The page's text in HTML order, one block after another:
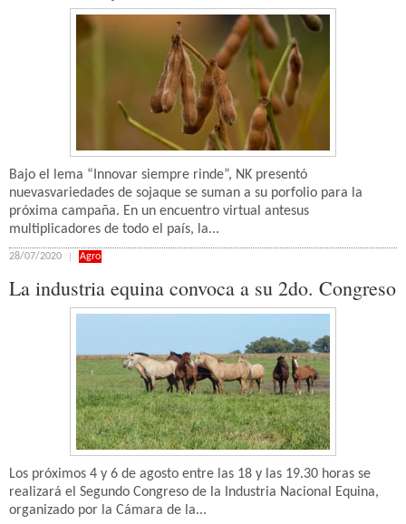
Bajo el lema “Innovar siempre rinde”, NK presentó
nuevasvariedades de sojaque se suman a su porfolio para la
próxima campaña. En un encuentro virtual antesus
multiplicadores de todo el país, la...
28/07/2020 Agro
La industria equina convoca a su 2do. Congreso
Los próximos 4 y 6 de agosto entre las 18 y las 19.30 horas se
realizará el Segundo Congreso de la Industria Nacional Equina,
organizado por la Cámara de la...